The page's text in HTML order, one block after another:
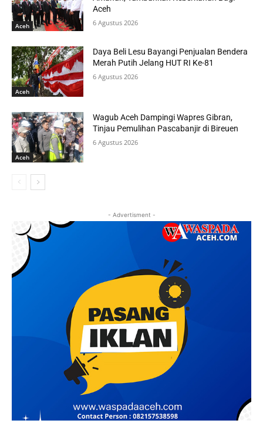
Aceh
Aceh
6 Agustus 2026
Aceh
Daya Beli Lesu Bayangi Penjualan Bendera
Merah Putih Jelang HUT RI Ke-81
6 Agustus 2026
Aceh
Wagub Aceh Dampingi Wapres Gibran,
Tinjau Pemulihan Pascabanjir di Bireuen
6 Agustus 2026
- Advertisment -